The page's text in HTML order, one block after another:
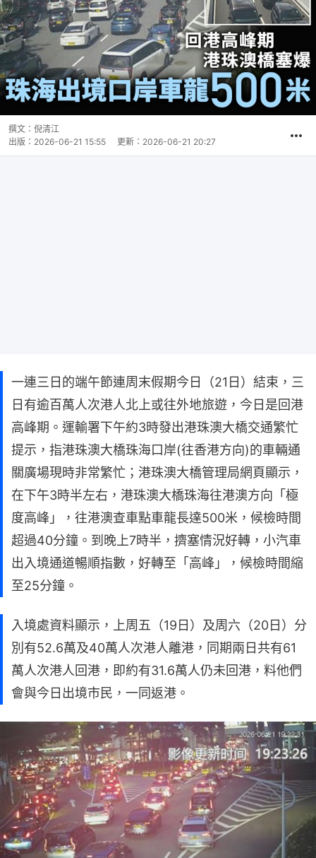
撰文： 倪清江
出版： 2026-06-21 15:55 更新： 2026-06-21 20:27
一連三日的端午節連周末假期今日（21日）結束，三
日有逾百萬人次港人北上或往外地旅遊，今日是回港
高峰期。運輸署下午約3時發出港珠澳大橋交通繁忙
提示，指港珠澳大橋珠海口岸(往香港方向)的車輛通
關廣場現時非常繁忙；港珠澳大橋管理局網頁顯示，
在下午3時半左右，港珠澳大橋珠海往港澳方向「極
度高峰」，往港澳查車點車龍長達500米，候檢時間
超過40分鐘。到晚上7時半，擠塞情況好轉，小汽車
出入境通道暢順指數，好轉至「高峰」，候檢時間縮
至25分鐘。
入境處資料顯示，上周五（19日）及周六（20日）分
別有52.6萬及40萬人次港人離港，同期兩日共有61
萬人次港人回港，即約有31.6萬人仍未回港，料他們
會與今日出境市民，一同返港。